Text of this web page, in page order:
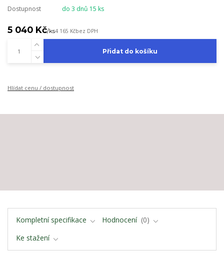
Dostupnost do 3 dnů 15 ks
5 040 Kč/ks4 165 Kčbez DPH
Přidat do košíku
Hlídat cenu / dostupnost
Kompletní specifikace Hodnocení
0
Ke stažení